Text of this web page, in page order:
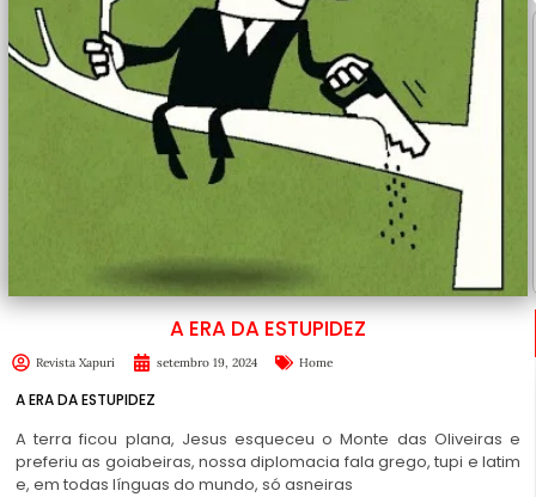
A ERA DA ESTUPIDEZ
Revista Xapuri setembro 19, 2024 Home
A ERA DA ESTUPIDEZ
A terra ficou plana, Jesus esqueceu o Monte das Oliveiras e
preferiu as goiabeiras, nossa diplomacia fala grego, tupi e latim
e, em todas línguas do mundo, só asneiras